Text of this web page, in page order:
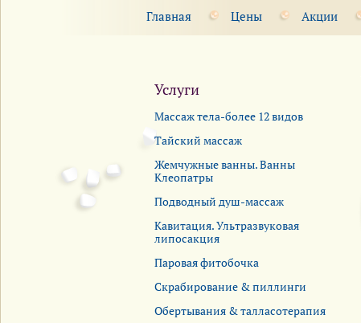
Главная Цены Акции
Услуги
Массаж тела-более 12 видов
Тайский массаж
Жемчужные ванны. Ванны
Клеопатры
Подводный душ-массаж
Кавитация. Ультразвуковая
липосакция
Паровая фитобочка
Скрабирование & пиллинги
Обертывания & талласотерапия